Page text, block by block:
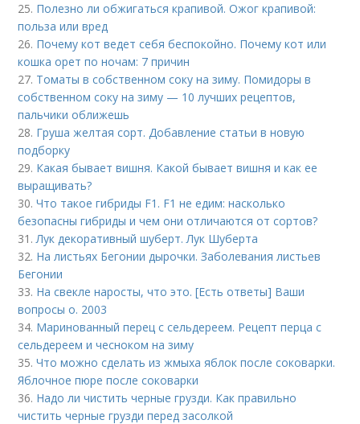
25. Полезно ли обжигаться крапивой. Ожог крапивой:
польза или вред
26. Почему кот ведет себя беспокойно. Почему кот или
кошка орет по ночам: 7 причин
27. Томаты в собственном соку на зиму. Помидоры в
собственном соку на зиму — 10 лучших рецептов,
пальчики оближешь
28. Груша желтая сорт. Добавление статьи в новую
подборку
29. Какая бывает вишня. Какой бывает вишня и как ее
выращивать?
30.Что такое гибриды F1. F1 не едим: насколько
безопасны гибриды и чем они отличаются от сортов?
31.Лук декоративный шуберт. Лук Шуберта
32. На листьях Бегонии дырочки. Заболевания листьев
Бегонии
33. На свекле наросты, что это. [Есть ответы] Ваши
вопросы о. 2003
34. Маринованный перец с сельдереем. Рецепт перца с
сельдереем и чесноком на зиму
35.Что можно сделать из жмыха яблок после соковарки.
Яблочное пюре после соковарки
36. Надо ли чистить черные грузди. Как правильно
чистить черные грузди перед засолкой